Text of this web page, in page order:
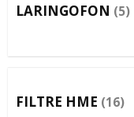
LARINGOFON (5)
FILTRE HME (16)